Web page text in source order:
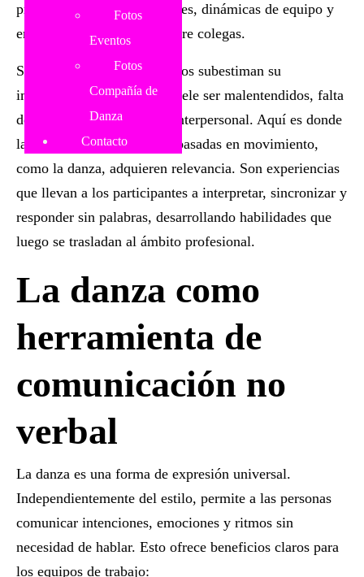
Fotos
Eventos
Fotos
Compañía de
Danza
Contacto
presentaciones, negociaciones, dinámicas de equipo y
en la percepción general entre colegas.
Sin embargo, muchos equipos subestiman su
importancia. El resultado suele ser malentendidos, falta
de empatía y desconexión interpersonal. Aquí es donde
las dinámicas corporativas basadas en movimiento,
como la danza, adquieren relevancia. Son experiencias
que llevan a los participantes a interpretar, sincronizar y
responder sin palabras, desarrollando habilidades que
luego se trasladan al ámbito profesional.
La danza como
herramienta de
comunicación no
verbal
La danza es una forma de expresión universal.
Independientemente del estilo, permite a las personas
comunicar intenciones, emociones y ritmos sin
necesidad de hablar. Esto ofrece beneficios claros para
los equipos de trabajo: